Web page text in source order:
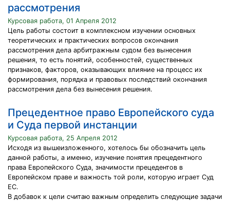
рассмотрения
Курсовая работа, 01 Апреля 2012
Цель работы состоит в комплексном изучении основных
теоретических и практических вопросов окончания
рассмотрения дела арбитражным судом без вынесения
решения, то есть понятий, особенностей, существенных
признаков, факторов, оказывающих влияние на процесс их
формирования, порядка и правовых последствий окончания
рассмотрения дела без вынесения решения.
Прецедентное право Европейского суда
и Суда первой инстанции
Курсовая работа, 25 Апреля 2012
Исходя из вышеизложенного, хотелось бы обозначить цель
данной работы, а именно, изучение понятия прецедентного
права Европейского Суда, значимости прецедентов в
Европейском праве и важность той роли, которую играет Суд
ЕС.
В добавок к цели считаю важным определить следующие задачи